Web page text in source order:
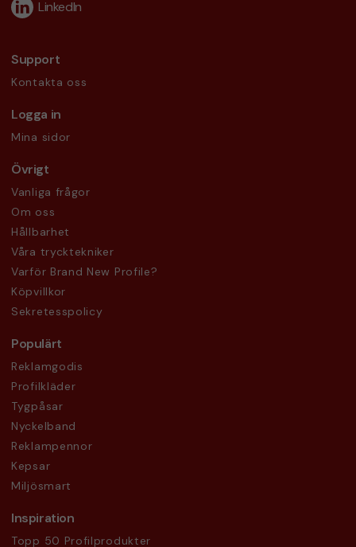
LinkedIn
Support
Kontakta oss
Logga in
Mina sidor
Övrigt
Vanliga frågor
Om oss
Hållbarhet
Våra trycktekniker
Varför Brand New Profile?
Köpvillkor
Sekretesspolicy
Populärt
Reklamgodis
Profilkläder
Tygpåsar
Nyckelband
Reklampennor
Kepsar
Miljösmart
Inspiration
Topp 50 Profilprodukter